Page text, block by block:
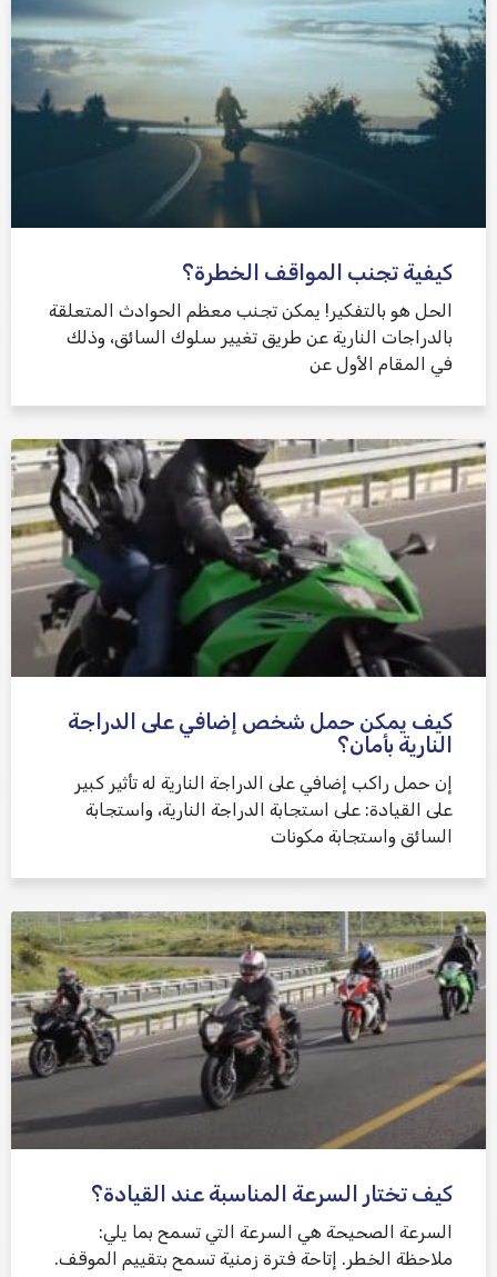
كيفية تجنب المواقف الخطرة؟
الحل هو بالتفكير! يمكن تجنب معظم الحوادث المتعلقة
بالدراجات النارية عن طريق تغيير سلوك السائق، وذلك
في المقام الأول عن
كيف يمكن حمل شخص إضافي على الدراجة
النارية بأمان؟
إن حمل راكب إضافي على الدراجة النارية له تأثير كبير
على القيادة: على استجابة الدراجة النارية، واستجابة
السائق واستجابة مكونات
كيف تختار السرعة المناسبة عند القيادة؟
السرعة الصحيحة هي السرعة التي تسمح بما يلي:
ملاحظة الخطر. إتاحة فترة زمنية تسمح بتقييم الموقف.